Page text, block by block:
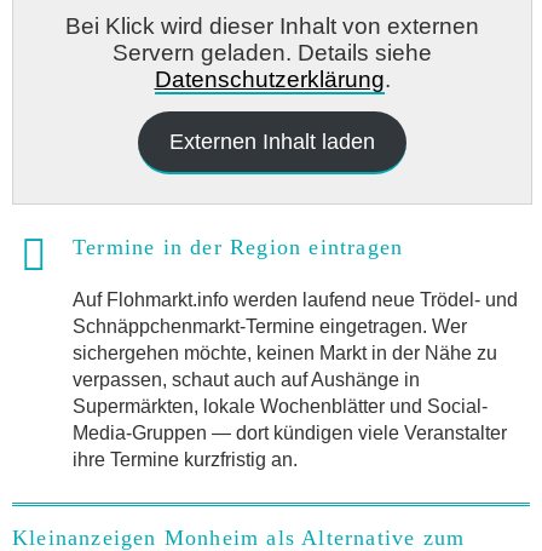
Bei Klick wird dieser Inhalt von externen
Servern geladen. Details siehe
Datenschutzerklärung.
Externen Inhalt laden
Termine in der Region eintragen
Auf Flohmarkt.info werden laufend neue Trödel- und
Schnäppchenmarkt-Termine eingetragen. Wer
sichergehen möchte, keinen Markt in der Nähe zu
verpassen, schaut auch auf Aushänge in
Supermärkten, lokale Wochenblätter und Social-
Media-Gruppen — dort kündigen viele Veranstalter
ihre Termine kurzfristig an.
Kleinanzeigen Monheim als Alternative zum